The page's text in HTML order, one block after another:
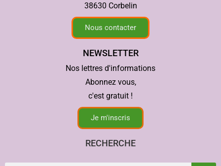
38630 Corbelin
Nous contacter
NEWSLETTER
Nos lettres d'informations
Abonnez vous,
c'est gratuit !
Je m'inscris
RECHERCHE